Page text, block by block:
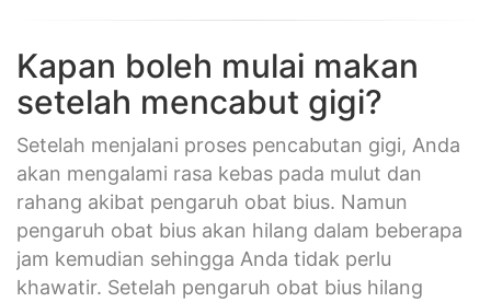
Kapan boleh mulai makan
setelah mencabut gigi?
Setelah menjalani proses pencabutan gigi, Anda
akan mengalami rasa kebas pada mulut dan
rahang akibat pengaruh obat bius. Namun
pengaruh obat bius akan hilang dalam beberapa
jam kemudian sehingga Anda tidak perlu
khawatir. Setelah pengaruh obat bius hilang